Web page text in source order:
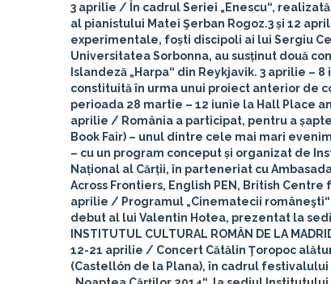
3 aprilie / În cadrul Seriei „Enescu“,
al pianistului Matei Şerban Rogoz.3 și 12
experimentale, foști discipoli ai lui Sergiu
Universitatea Sorbonna, au susținut două
Islandeză „Harpa“ din Reykjavik. 3 aprilie – 8
constituită în urma unui proiect anterior de
perioada 28 martie – 12 iunie la Hall Place
aprilie / România a participat, pentru a
Book Fair) – unul dintre cele mai mari
– cu un program conceput și organizat de
Național al Cărții, în parteneriat cu
Across Frontiers, English PEN, British
aprilie / Programul „Cinematecii
debut al lui Valentin Hotea, prezentat la
INSTITUTUL CULTURAL ROMÂN DE LA
12-21 aprilie / Concert Cătălin Ţoropoc
(Castellón de la Plana), în cadrul festivalului